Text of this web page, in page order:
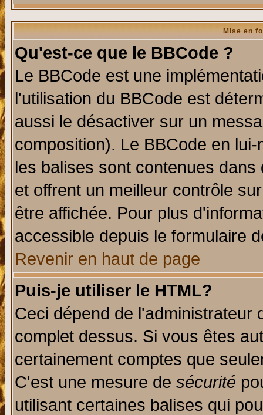
Mise en
Qu'est-ce que le BBCode ?
Le BBCode est une
l'utilisation du BBCode est
aussi le désactiver sur un
composition). Le BBCode en
les balises sont contenues
et offrent un meilleur contrôle
être affichée. Pour plus
accessible depuis le formulaire
Revenir en haut de page
Puis-je utiliser le HTML?
Ceci dépend de l'administrateur
complet dessus. Si vous êtes
certainement comptes que
C'est une mesure de sécurité
utilisant certaines balises qui